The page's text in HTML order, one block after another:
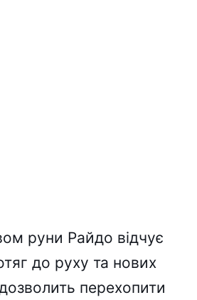
руни Райдо відчує
до руху та нових
перехопити